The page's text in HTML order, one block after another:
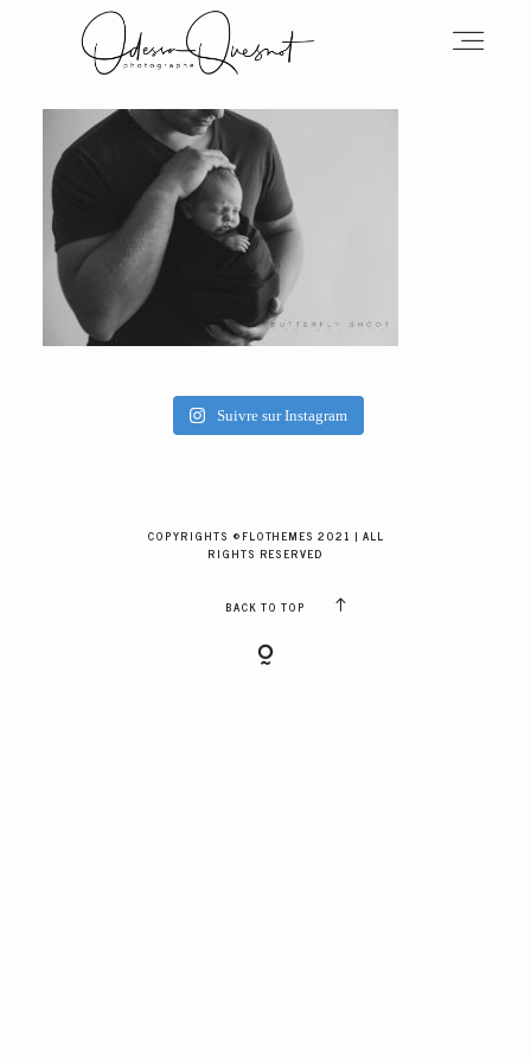
Suivre sur Instagram
COPYRIGHTS ©FLOTHEMES 2021 | ALL
RIGHTS RESERVED
BACK TO TOP
INFOS
MON TRAVAIL
VOS MOTS D'AMOUR
GALERIES CLIENTS
RÉSERVER